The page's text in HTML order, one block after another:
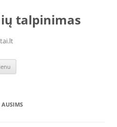
talpinimas
AUSIMS